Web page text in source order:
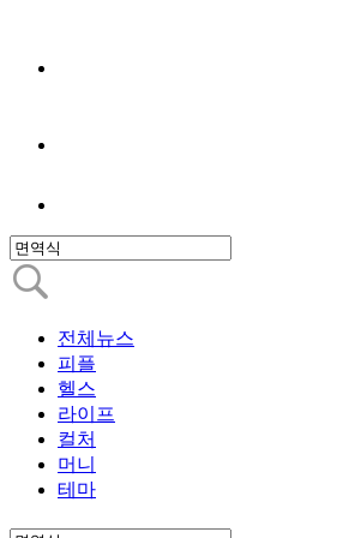
전체뉴스
피플
헬스
라이프
컬처
머니
테마